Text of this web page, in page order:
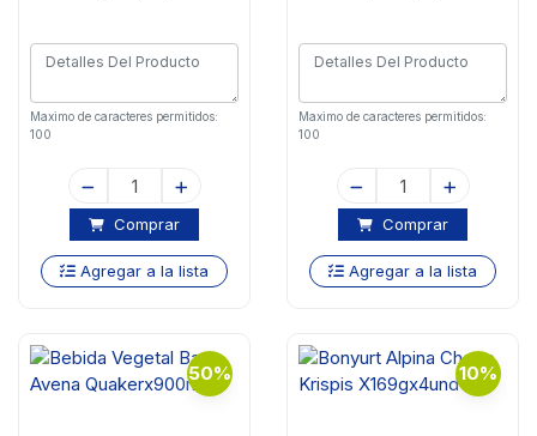
Maximo de caracteres permitidos:
100
Comprar
Agregar a la lista
Maximo de caracteres permitidos:
100
Comprar
Agregar a la lista
50% 10%